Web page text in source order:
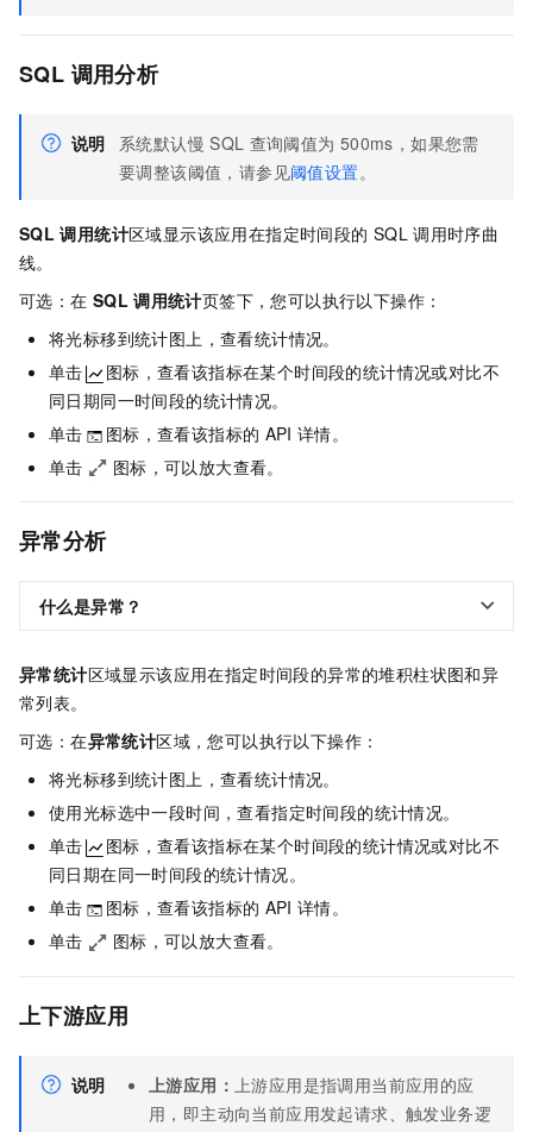
SQL 调用分析
说明 系统默认慢 SQL 查询阈值为 500ms，如果您需
要调整该阈值，请参见阈值设置。
SQL 调用统计区域显示该应用在指定时间段的 SQL 调用时序曲
线。
可选：在 SQL 调用统计页签下，您可以执行以下操作：
将光标移到统计图上，查看统计情况。
单击
图标，查看该指标在某个时间段的统计情况或对比不
同日期同一时间段的统计情况。
单击
图标，查看该指标的 API 详情。
单击
图标，可以放大查看。
异常分析
什么是异常？
异常统计区域显示该应用在指定时间段的异常的堆积柱状图和异
常列表。
可选：在异常统计区域，您可以执行以下操作：
将光标移到统计图上，查看统计情况。
使用光标选中一段时间，查看指定时间段的统计情况。
单击
图标，查看该指标在某个时间段的统计情况或对比不
同日期在同一时间段的统计情况。
单击
图标，查看该指标的 API 详情。
单击
图标，可以放大查看。
上下游应用
说明 上游应用： 上游应用是指调用当前应用的应
用，即主动向当前应用发起请求、触发业务逻